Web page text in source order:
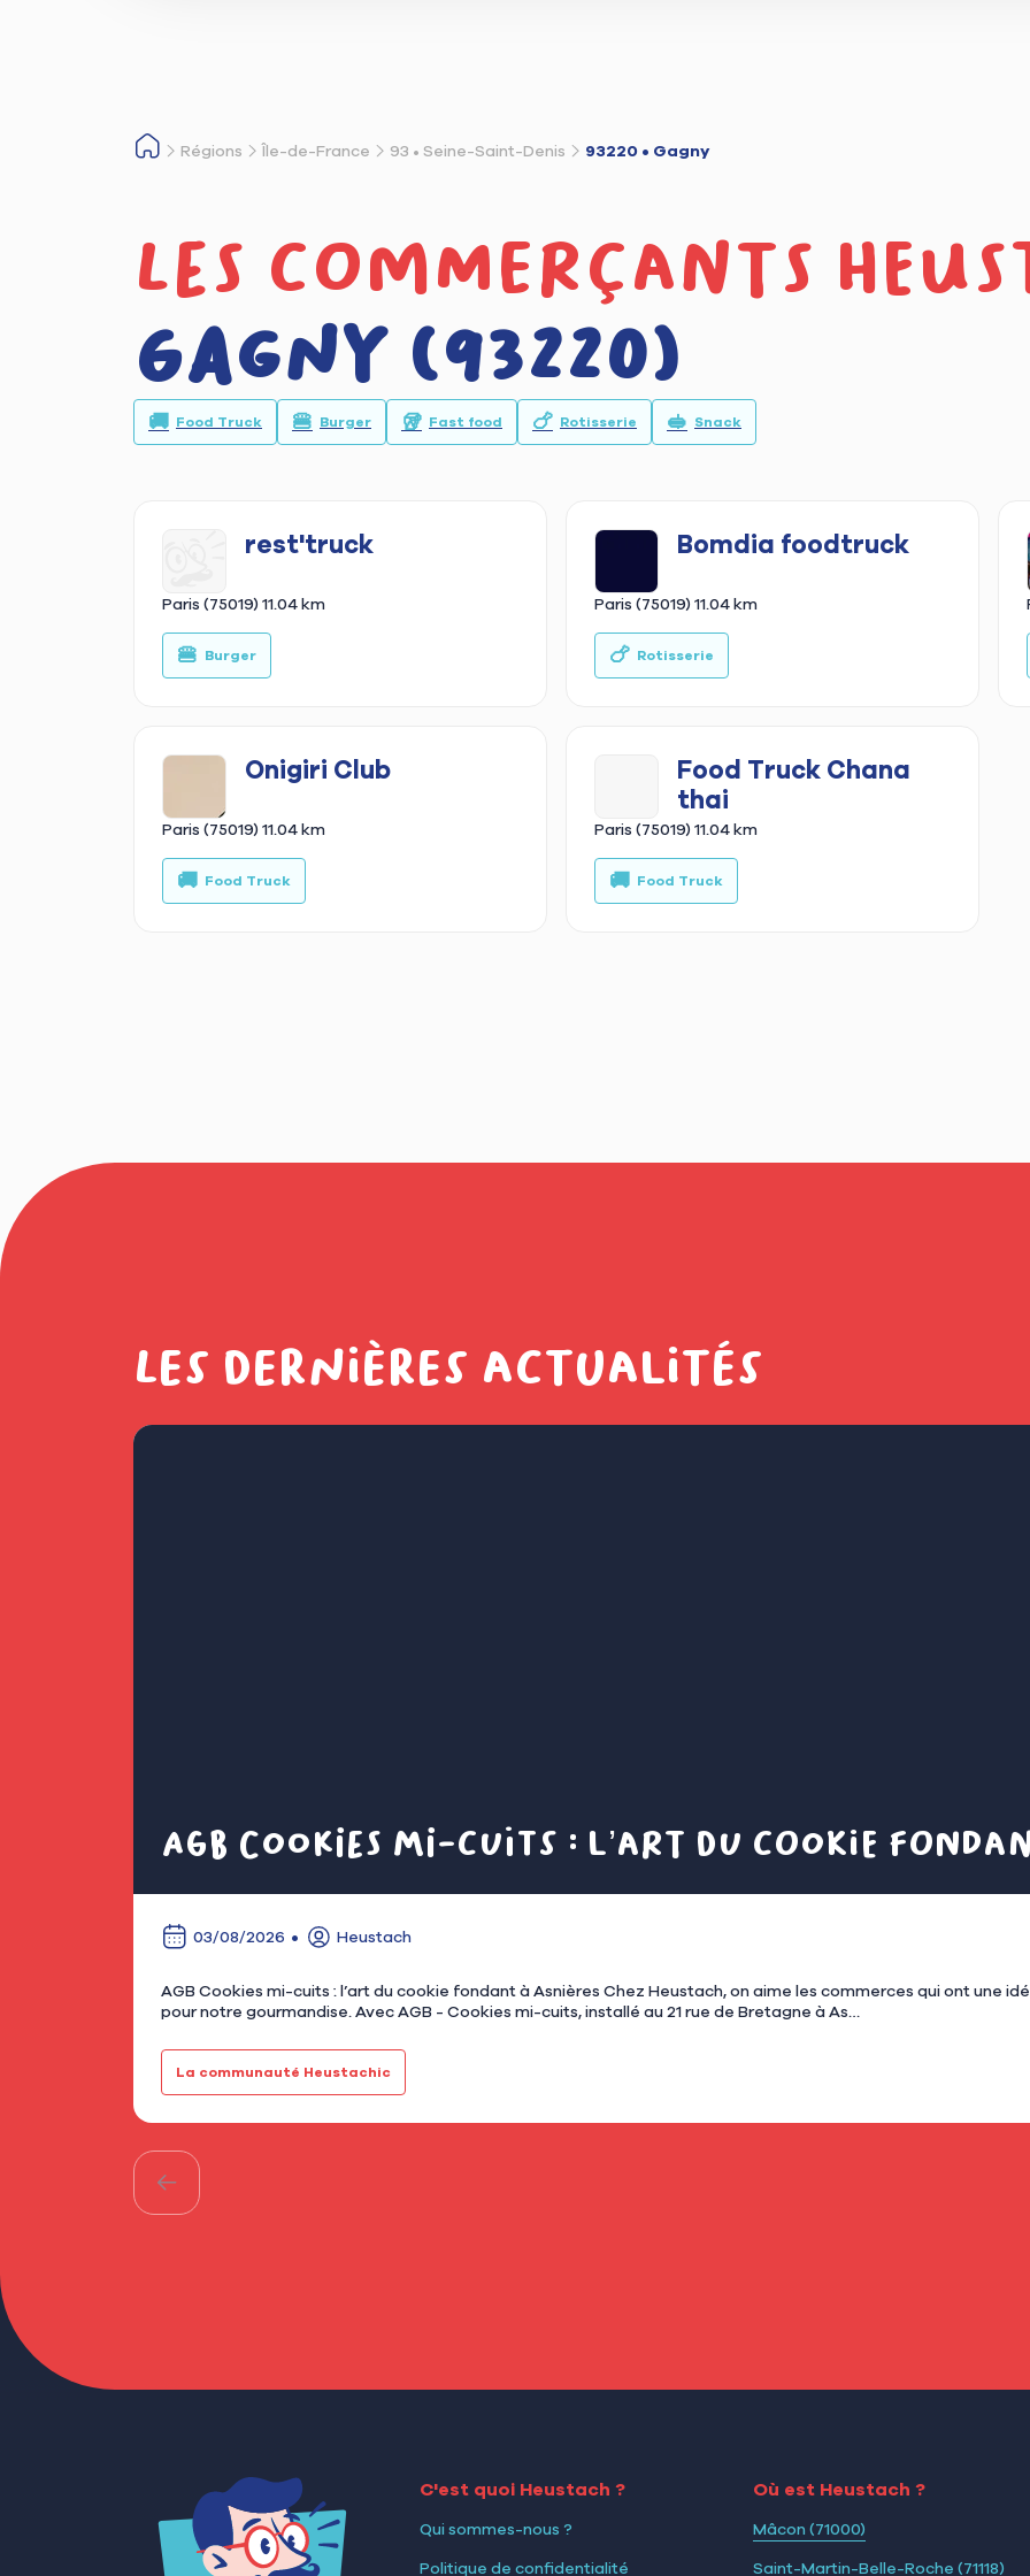
Régions Île-de-France 93 • Seine-Saint-Denis 93220 • Gagny
Les commerçants
Gagny (93220)
🚚 Food Truck 🍔 Burger 🥡 Fast food 🍗 Rotisserie 🥪 Snack
rest'truck
Paris (75019) 11.04 km
🍔 Burger Food Truck
Bomdia foodtruck
Paris (75019) 11.04 km
🍗 Rotisserie
Onigiri Club
Paris (75019) 11.04 km
🚚 Food Truck
Food Truck Chana
thai
Paris (75019) 11.04 km
🚚 Food Truck
Les dernières actualités
AGB Cookies mi-cuits : l’art du cookie
03/08/2026 Heustach
AGB Cookies mi-cuits : l’art du cookie fondant à Asnières Chez Heustach, on aime les commerces qui ont une idée simple, claire et dangereusement efficace
pour notre gourmandise. Avec AGB - Cookies mi-cuits, installé au 21 rue de Bretagne à As…
La communauté Heustachic
C'est quoi Heustach ?
Qui sommes-nous ?
Politique de confidentialité
Où est Heustach ?
Mâcon (71000)
Saint-Martin-Belle-Roche (71118)